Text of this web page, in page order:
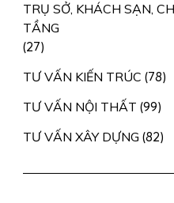
TRỤ SỞ, KHÁCH SẠN,
TẦNG
(27)
TƯ VẤN KIẾN TRÚC (78)
TƯ VẤN NỘI THẤT (99)
TƯ VẤN XÂY DỰNG (82)
Email: